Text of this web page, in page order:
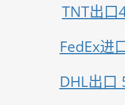
TNT出口
FedEx进
DHL出口